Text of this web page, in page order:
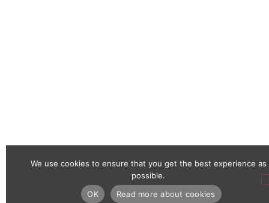
We use cookies to ensure that you get the best experience as
possible.
OK
Read more about cookies